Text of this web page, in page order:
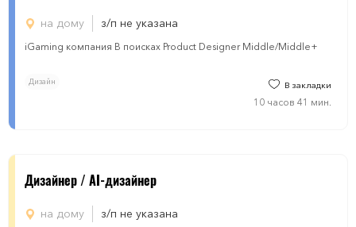
на дому з/п не указана
iGaming компания В поисках Product Designer Middle/Middle+
Дизайн В закладки
10 часов 41 мин.
Дизайнер / AI-дизайнер
на дому з/п не указана